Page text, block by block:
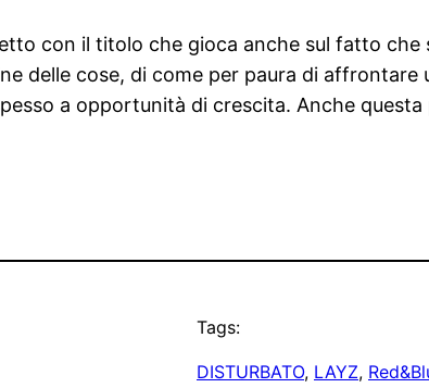
con il titolo che gioca anche sul fatto che
delle cose, di come per paura di
a opportunità di crescita. Anche
Tags:
DISTURBATO, LAYZ,